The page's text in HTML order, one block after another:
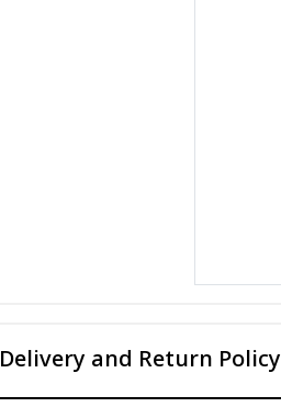
Delivery and Return Policy